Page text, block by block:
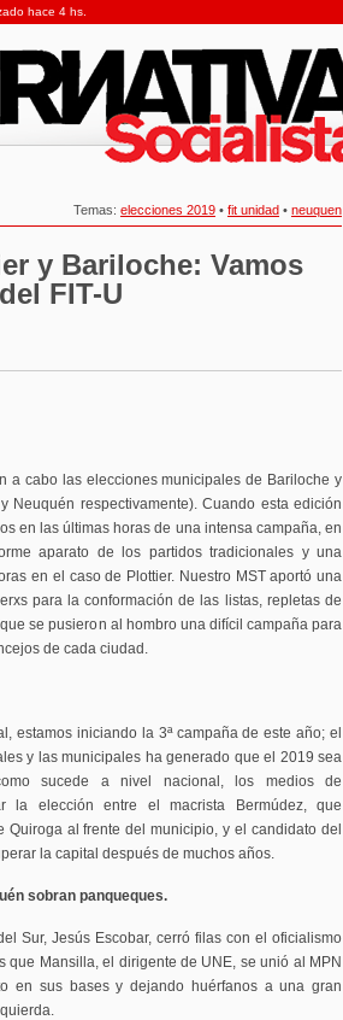
hace 4 hs.
Temas: elecciones 2019 • fit unidad • neuquen
y Bariloche: Vamos
FIT-U
a cabo las elecciones municipales de Bariloche y
Neuquén respectivamente). Cuando esta edición
en las últimas horas de una intensa campaña, en
aparato de los partidos tradicionales y una
en el caso de Plottier. Nuestro MST aportó una
para la conformación de las listas, repletas de
se pusieron al hombro una difícil campaña para
de cada ciudad.
estamos iniciando la 3ª campaña de este año; el
y las municipales ha generado que el 2019 sea
sucede a nivel nacional, los medios de
la elección entre el macrista Bermúdez, que
al frente del municipio, y el candidato del
la capital después de muchos años.
sobran panqueques.
Sur, Jesús Escobar, cerró filas con el oficialismo
que Mansilla, el dirigente de UNE, se unió al MPN
en sus bases y dejando huérfanos a una gran